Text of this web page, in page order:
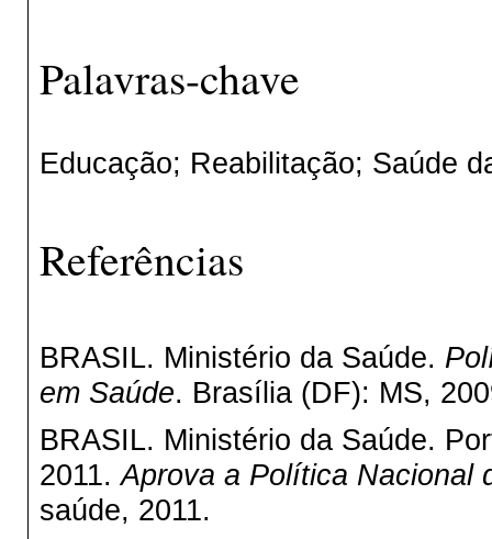
Palavras-chave
Educação; Reabilitação; Saúde
Referências
BRASIL. Ministério da Saúde.
em Saúde. Brasília (DF): MS,
BRASIL. Ministério da Saúde.
2011.Aprova a Política Nacional
saúde, 2011.